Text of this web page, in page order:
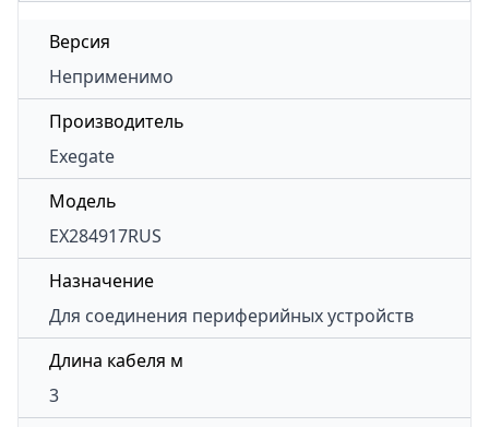
Версия
Неприменимо
Производитель
Exegate
Модель
EX284917RUS
Назначение
Для соединения периферийных устройств
Длина кабеля м
3